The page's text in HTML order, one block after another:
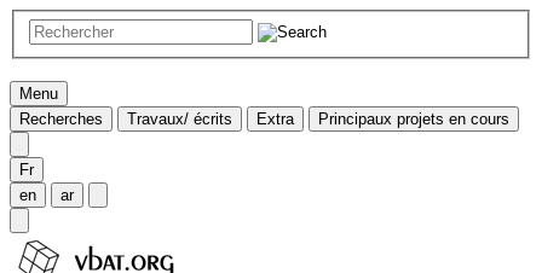
Menu
Recherches
Travaux/ écrits Extra Principaux projets en cours
Fr
en
ar